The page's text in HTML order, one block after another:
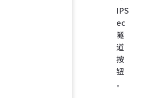
IPS
ec
隧
道
按
钮
。